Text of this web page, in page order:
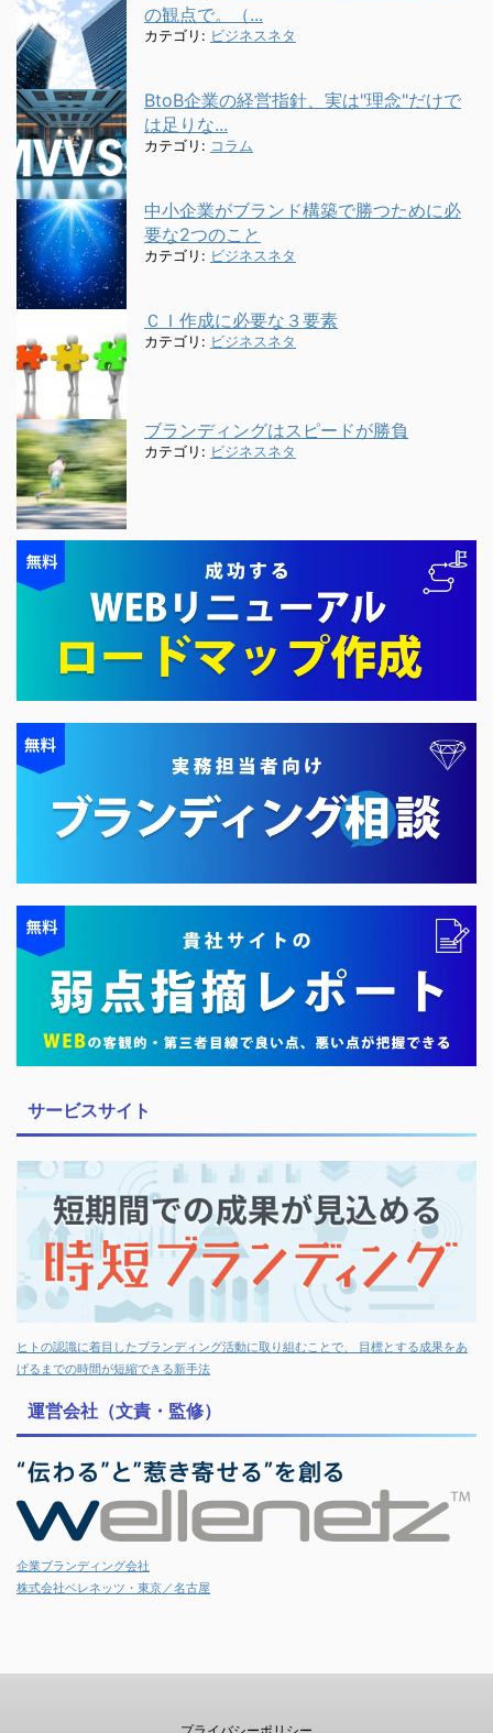
の観点で。（...
カテゴリ: ビジネスネタ
BtoB企業の経営指針、実は"理念"だけで
は足りな...
カテゴリ: コラム
中小企業がブランド構築で勝つために必
要な2つのこと
カテゴリ: ビジネスネタ
ＣＩ作成に必要な３要素
カテゴリ: ビジネスネタ
ブランディングはスピードが勝負
カテゴリ: ビジネスネタ
サービスサイト
ヒトの認識に着目したブランディング活動に取り組むことで、 目標とする成果をあ
げるまでの時間が短縮できる新手法
運営会社（文責・監修）
企業ブランディング会社
株式会社ベレネッツ・東京／名古屋